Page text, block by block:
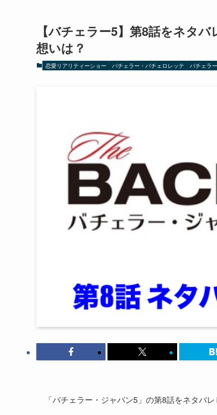
【バチェラー5】第8話をネタ
想いは？
恋愛リアリティーショー バチェラー・バチェロレッテ バチェラ
「バチェラー・ジャパン5」の第8話をネタバレ